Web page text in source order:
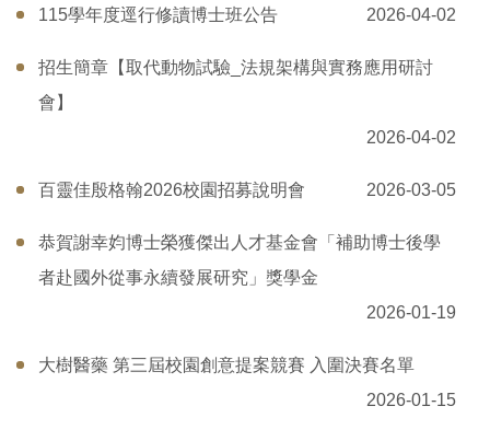
115學年度逕行修讀博士班公告 2026-04-02
招生簡章【取代動物試驗_法規架構與實務應用研討
會】
2026-04-02
百靈佳殷格翰2026校園招募說明會 2026-03-05
恭賀謝幸㚬博士榮獲傑出人才基金會「補助博士後學
者赴國外從事永續發展研究」獎學金
2026-01-19
大樹醫藥 第三屆校園創意提案競賽 入圍決賽名單
2026-01-15